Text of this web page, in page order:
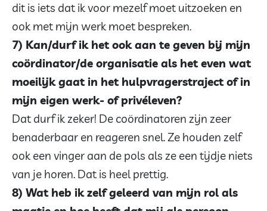
dit is iets dat ik voor mezelf moet uitzoeken en
ook met mijn werk moet bespreken.
7) Kan/durf ik het ook aan te geven bij mijn
coördinator/de organisatie als het even wat
moeilijk gaat in het hulpvragerstraject of in
mijn eigen werk- of privéleven?
Dat durf ik zeker! De coördinatoren zijn zeer
benaderbaar en reageren snel. Ze houden zelf
ook een vinger aan de pols als ze een tijdje niets
van je horen. Dat is heel prettig.
8) Wat heb ik zelf geleerd van mijn rol als